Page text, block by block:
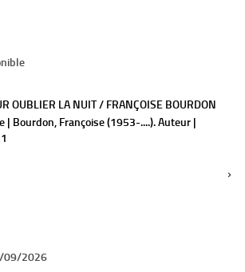
OUBLIER LA NUIT / FRANÇOISE BOURDON
| Bourdon, Françoise (1953-....). Auteur |
09/2026